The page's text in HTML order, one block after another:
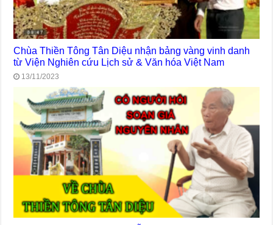
Chùa Thiền Tông Tân Diệu nhận bảng vàng vinh danh
từ Viện Nghiên cứu Lịch sử & Văn hóa Việt Nam
13/11/2023